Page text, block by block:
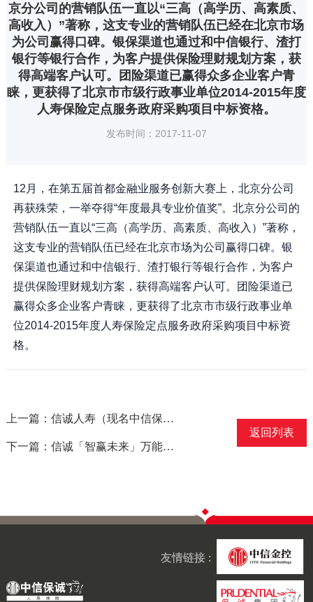
京分公司的营销队伍一直以“三高（高学历、高素质、
高收入）”著称，这支专业的营销队伍已经在北京市场
为公司赢得口碑。银保渠道也通过和中信银行、渣打
银行等银行合作，为客户提供保险理财规划方案，获
得高端客户认可。团险渠道已赢得众多企业客户青
睐，更获得了北京市市级行政事业单位2014-2015年度
人寿保险定点服务政府采购项目中标资格。
发布时间：2017-11-07
12月，在第五届首都金融业服务创新大赛上，北京分公司
再获殊荣，一举夺得“年度最具专业价值奖”。北京分公司的
营销队伍一直以“三高（高学历、高素质、高收入）”著称，
这支专业的营销队伍已经在北京市场为公司赢得口碑。银
保渠道也通过和中信银行、渣打银行等银行合作，为客户
提供保险理财规划方案，获得高端客户认可。团险渠道已
赢得众多企业客户青睐，更获得了北京市市级行政事业单
位2014-2015年度人寿保险定点服务政府采购项目中标资
格。
上一篇：信诚人寿（现名中信保诚人寿）北京分公司获得“健康管理先锋企业”称号
下一篇：信诚「智赢未来」万能型终身寿险B/C款被读者评为“2013年度金理财保险产品奖”
返回列表
友情链接 :